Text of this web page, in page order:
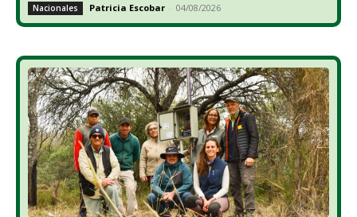
Nacionales Patricia Escobar - 04/08/2026